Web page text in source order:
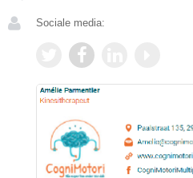
Sociale media: